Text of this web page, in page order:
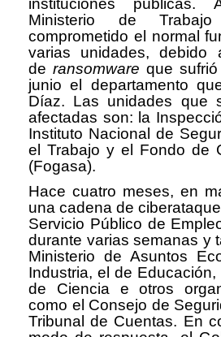
instituciones públicas.
Ministerio de
comprometido el normal
varias unidades, debido
de ransomware que
junio el departamento
Díaz. Las unidades que
afectadas son: la
Instituto Nacional de
el Trabajo y el Fondo de
(Fogasa).
Hace cuatro meses, en
una cadena de
Servicio Público de
durante varias semanas y
Ministerio de Asuntos
Industria, el de Educación,
de Ciencia e otros
como el Consejo de
Tribunal de Cuentas. En